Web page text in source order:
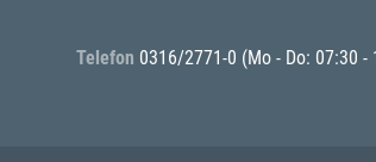
Telefon 0316/2771-0 (Mo - Do: 07:30 -